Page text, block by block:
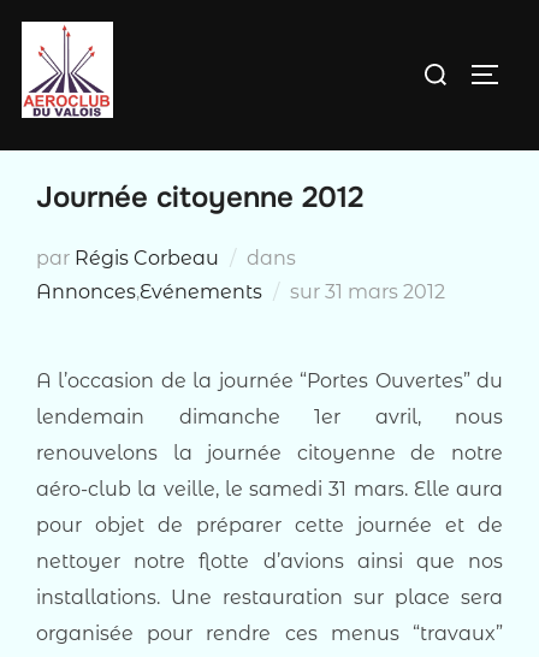
contenu
Rechercher :
Journée citoyenne 2012
par Régis Corbeau
dans
Annonces,Evénements sur Publié
31 mars 2012
A l’occasion de la journée “Portes Ouvertes” du
lendemain dimanche 1er avril, nous
renouvelons la journée citoyenne de notre
aéro-club la veille, le samedi 31 mars. Elle aura
pour objet de préparer cette journée et de
nettoyer notre flotte d’avions ainsi que nos
installations. Une restauration sur place sera
organisée pour rendre ces menus “travaux”